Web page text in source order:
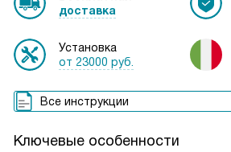
доставка
Установка
от 23000 руб.
Все инструкции
Ключевые особенности